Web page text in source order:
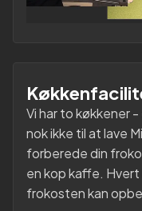
Vi har to køkkener
nok ikke til at lave
forberede din
en kop kaffe.
frokosten kan